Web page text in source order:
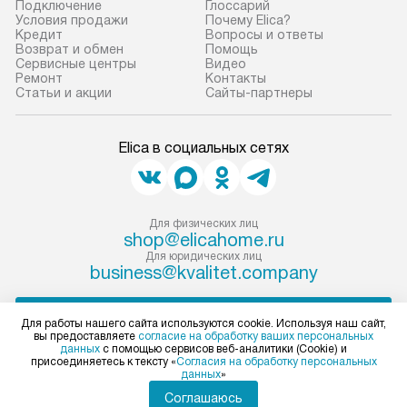
Если необходимо переместить
прибор до места установки,
пожалуйста, предварительно
уточните это с менеджером.
За данную услугу взимается
дополнительная плата. Важно
прибора не позволяют ему пройти
через дверной проем, сотрудники
демонтировать дверцы, ручки или
другие выступающие элементы, так
как это может привести к отказу
сможете переместить прибор
в нужное место, учитывая размеры
к воде, крана и
слива.
подключение к
В стандартную
не включаются:
Подключение
Условия продажи
Кредит
Возврат и обмен
Сервисные центры
Ремонт
Статьи и акции
Глоссарий
Почему Elica?
Вопросы и ответы
Помощь
Видео
Контакты
Сайты-партнеры
Elica в социальных сетях
Для физических лиц
shop@elicahome.ru
Для юридических лиц
business@kvalitet.company
Политика конфиденциальности
Условия продажи
Карта сайта
Для работы нашего сайта используются cookie. Используя наш сайт,
вы предоставляете согласие на обработку ваших персональных
данных с помощью сервисов веб-аналитики (Cookie) и
присоединяетесь к тексту «Согласия на обработку персональных
данных»
Соглашаюсь